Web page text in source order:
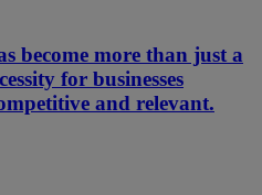
become more than just a
for businesses
and relevant.